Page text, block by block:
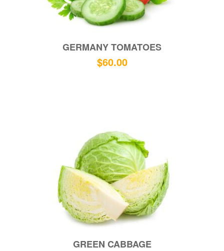
GERMANY TOMATOES
$60.00
GREEN CABBAGE